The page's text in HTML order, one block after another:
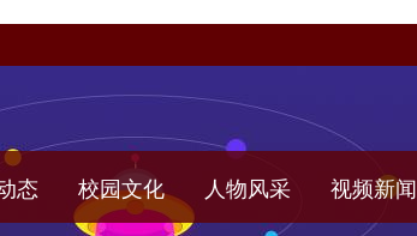
态 校园文化 人物风采 视频新闻